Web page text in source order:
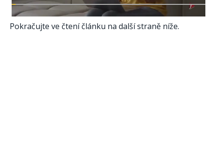
Pokračujte ve čtení článku na další straně níže.